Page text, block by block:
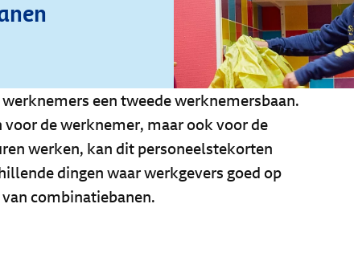
een tweede werknemersbaan.
de werknemer, maar ook voor de
werken, kan dit personeelstekorten
dingen waar werkgevers goed op
combinatiebanen.